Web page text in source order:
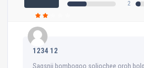
2
1234 12
Sagsnii bombogoo soliochee oroh